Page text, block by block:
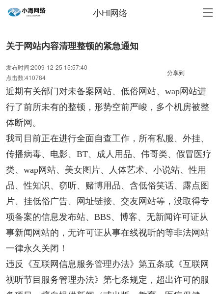
小Hi网络
关于网站内容清理整顿的紧急通知
发布时间:2009-12-25 15:57:40
点击数:410784
分享到
近期有关部门对未备案网站、低俗网站、wap网站进
行了前所未有的整顿，形势空前严峻，多个机房被整
体断网。
我司目前正在进行全面自查工作，所有私服、外挂、
传播病毒、电影、BT、成人用品、伟哥类、假冒医疗
类、wap网站、美女图片、人体艺术、小说站、性用
品、性知识、窃听、赌博用品、含低俗笑话、露点图
片、挂低俗广告、网址链接、交友网站等，没取得专
项备案的信息发布站、BBS、博客、无新闻许可证从
事新闻网站的，无许可证从事在线视听的等非法网站
一律永久关闭！
违反《互联网信息服务管理办法》第五条或《互联网
视听节目服务管理办法》第七条规定，超出许可的服